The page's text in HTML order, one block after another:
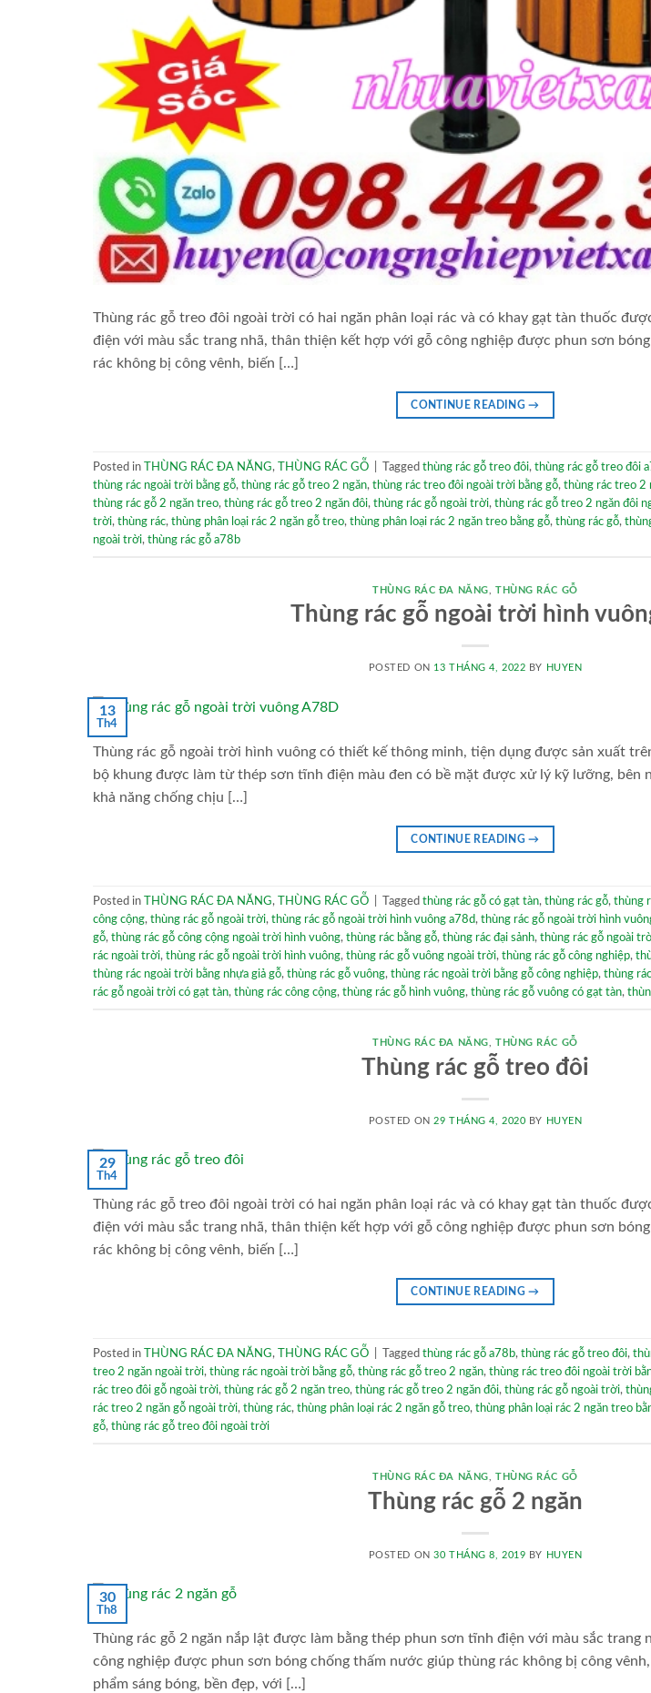
Thùng rác gỗ treo đôi ngoài trời có hai ngăn phân loại rác và có khay gạt tàn thuốc
điện với màu sắc trang nhã, thân thiện kết hợp với gỗ công nghiệp được phun sơn
rác không bị công vênh, biến […]
CONTINUE READING→
Posted in THÙNG RÁC ĐA NĂNG, THÙNG RÁC GỖ Tagged thùng rác gỗ treo đôi, thùng rác gỗ treo đôi
thùng rác ngoài trời bằng gỗ, thùng rác gỗ treo 2 ngăn, thùng rác treo đôi ngoài trời bằng gỗ, thùng rác treo 2
thùng rác gỗ 2 ngăn treo, thùng rác gỗ treo 2 ngăn đôi, thùng rác gỗ ngoài trời, thùng rác gỗ treo 2 ngăn đôi
trời, thùng rác, thùng phân loại rác 2 ngăn gỗ treo, thùng phân loại rác 2 ngăn treo bằng gỗ, thùng rác gỗ,
ngoài trời, thùng rác gỗ a78b
THÙNG RÁC ĐA NĂNG THÙNG RÁC GỖ
Thùng rác gỗ ngoài trời hình
POSTED ON 13 THÁNG 4, 2022 BY HUYEN
13
Th4
Thùng rác gỗ ngoài trời hình vuông có thiết kế thông minh, tiện dụng được sản xuất
bộ khung được làm từ thép sơn tĩnh điện màu đen có bề mặt được xử lý kỹ lưỡng, bên
khả năng chống chịu […]
CONTINUE READING→
Posted in THÙNG RÁC ĐA NĂNG, THÙNG RÁC GỖ Tagged thùng rác gỗ có gạt tàn, thùng rác gỗ, thùng
công cộng, thùng rác gỗ ngoài trời, thùng rác gỗ ngoài trời hình vuông a78d, thùng rác gỗ ngoài trời hình
gỗ, thùng rác gỗ công cộng ngoài trời hình vuông, thùng rác bằng gỗ, thùng rác đại sảnh, thùng rác gỗ ngoài
rác ngoài trời, thùng rác gỗ ngoài trời hình vuông, thùng rác gỗ vuông ngoài trời, thùng rác gỗ công nghiệp,
thùng rác ngoài trời bằng nhựa giả gỗ, thùng rác gỗ vuông, thùng rác ngoài trời bằng gỗ công nghiệp, thùng rác
rác gỗ ngoài trời có gạt tàn, thùng rác công cộng, thùng rác gỗ hình vuông, thùng rác gỗ vuông có gạt tàn,
THÙNG RÁC ĐA NĂNG THÙNG RÁC GỖ
Thùng rác gỗ treo đôi
POSTED ON29 THÁNG 4, 2020 BY HUYEN
29
Th4
Thùng rác gỗ treo đôi ngoài trời có hai ngăn phân loại rác và có khay gạt tàn thuốc
điện với màu sắc trang nhã, thân thiện kết hợp với gỗ công nghiệp được phun sơn
rác không bị công vênh, biến […]
CONTINUE READING→
Posted in THÙNG RÁC ĐA NĂNG, THÙNG RÁC GỖ Tagged thùng rác gỗ a78b, thùng rác gỗ treo đôi,
treo 2 ngăn ngoài trời, thùng rác ngoài trời bằng gỗ, thùng rác gỗ treo 2 ngăn, thùng rác treo đôi ngoài trời
rác treo đôi gỗ ngoài trời, thùng rác gỗ 2 ngăn treo, thùng rác gỗ treo 2 ngăn đôi, thùng rác gỗ ngoài trời,
rác treo 2 ngăn gỗ ngoài trời, thùng rác, thùng phân loại rác 2 ngăn gỗ treo, thùng phân loại rác 2 ngăn treo
gỗ, thùng rác gỗ treo đôi ngoài trời
THÙNG RÁC ĐA NĂNG THÙNG RÁC GỖ
Thùng rác gỗ 2 ngăn
POSTED ON30 THÁNG 8, 2019 BY HUYEN
30
Th8
Thùng rác gỗ 2 ngăn nắp lật được làm bằng thép phun sơn tĩnh điện với màu sắc trang
công nghiệp được phun sơn bóng chống thấm nước giúp thùng rác không bị công
phẩm sáng bóng, bền đẹp, với […]